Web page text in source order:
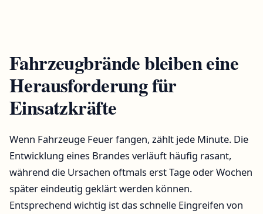
Fahrzeugbrände bleiben eine
Herausforderung für
Einsatzkräfte
Wenn Fahrzeuge Feuer fangen, zählt jede Minute. Die
Entwicklung eines Brandes verläuft häufig rasant,
während die Ursachen oftmals erst Tage oder Wochen
später eindeutig geklärt werden können.
Entsprechend wichtig ist das schnelle Eingreifen von